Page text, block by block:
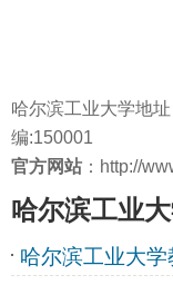
哈尔滨工业大学地
编:150001
官方网站 ：http://
哈尔滨工业
哈尔滨工业大